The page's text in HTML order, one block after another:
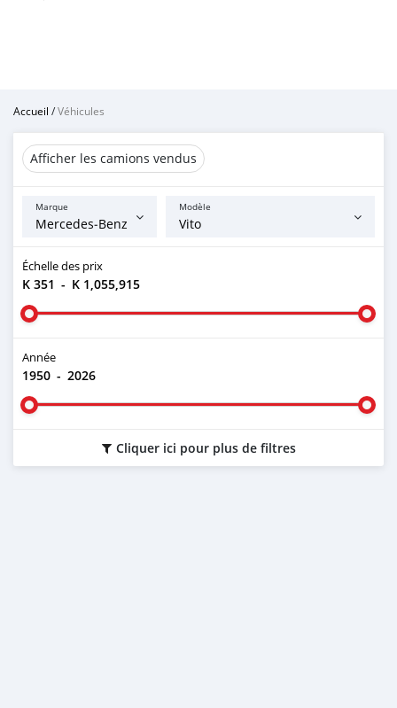
Accueil /Véhicules
Afficher les camions vendus
Marque Modèle
Échelle des prix
K 351 - K 1,055,915
Année
1950 - 2026
Cliquer ici pour plus de filtres